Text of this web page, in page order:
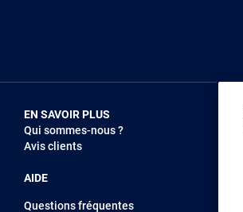
EN SAVOIR PLUS
Qui sommes-nous ?
Avis clients
AIDE
Questions fréquentes